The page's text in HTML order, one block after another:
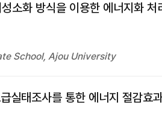
소화 방식을 이용한 에너지화
School, Ajou University
실태조사를 통한 에너지 절감효